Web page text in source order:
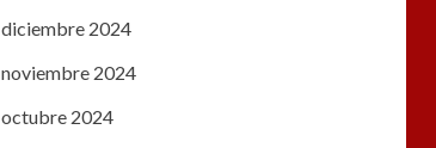
diciembre 2024
noviembre 2024
octubre 2024